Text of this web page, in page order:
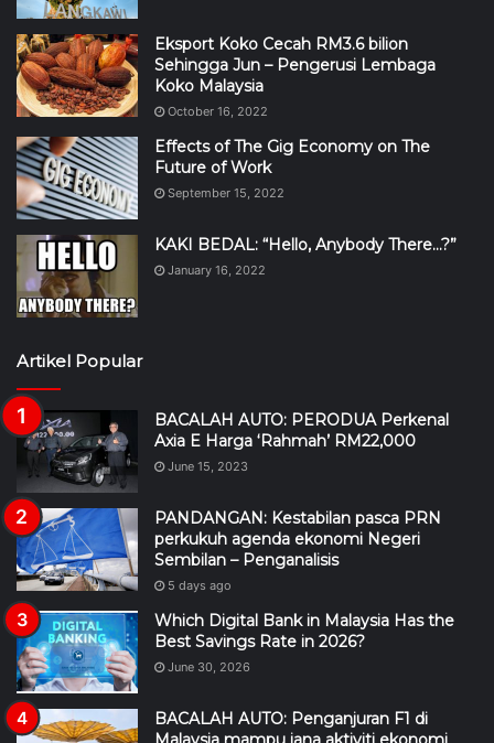
Eksport Koko Cecah RM3.6 bilion
Sehingga Jun – Pengerusi Lembaga
Koko Malaysia
October 16, 2022
Effects of The Gig Economy on The
Future of Work
September 15, 2022
KAKI BEDAL: “Hello, Anybody There…?”
January 16, 2022
Artikel Popular
BACALAH AUTO: PERODUA Perkenal
Axia E Harga ‘Rahmah’ RM22,000
June 15, 2023
PANDANGAN: Kestabilan pasca PRN
perkukuh agenda ekonomi Negeri
Sembilan – Penganalisis
5 days ago
Which Digital Bank in Malaysia Has the
Best Savings Rate in 2026?
June 30, 2026
BACALAH AUTO: Penganjuran F1 di